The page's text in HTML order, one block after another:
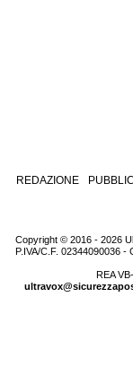
REDAZIONE
Copyright © 2016 - 2026
P.IVA/C.F. 02344090036 -
REA